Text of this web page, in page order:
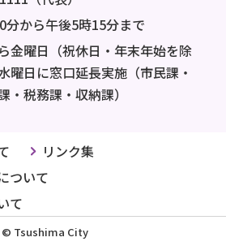
分から午後5時15分まで
金曜日（祝休日・年末年始を除
曜日に窓口延長実施（市民課・
・税務課・収納課）
リンク集
ついて
て
© Tsushima City